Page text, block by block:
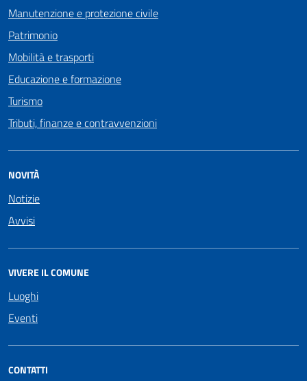
Manutenzione e protezione civile
Patrimonio
Mobilità e trasporti
Educazione e formazione
Turismo
Tributi, finanze e contravvenzioni
NOVITÀ
Notizie
Avvisi
VIVERE IL COMUNE
Luoghi
Eventi
CONTATTI